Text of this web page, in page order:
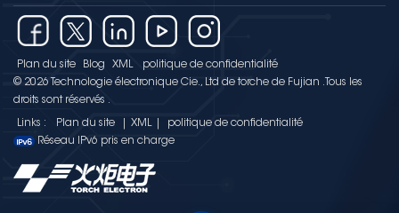
Plan du site Blog XML
politique de confidentialité
© 2026 Technologie électronique Cie., Ltd de torche de Fujian .Tous les
droits sont réservés .
Links : Plan du site XML
politique de confidentialité
Réseau IPv6 pris en charge